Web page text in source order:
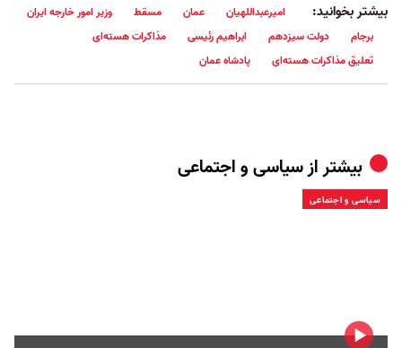
بیشتر بخوانید: امیرعبداللهیان عمان مسقط
وزیر امور خارجه ایران
برجام
دولت سیزدهم ابراهیم رئیسی
مذاکرات هسته‌ای
تعلیق مذاکرات هسته‌ای
پادشاه عمان
بیشتر ازسیاسی و اجتماعی
سیاسی و اجتماعی